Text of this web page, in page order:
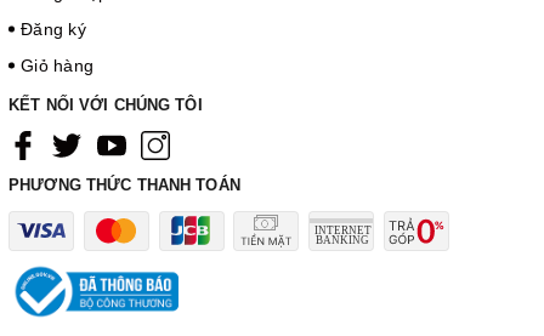
Đăng ký
Giỏ hàng
KẾT NỐI VỚI CHÚNG TÔI
PHƯƠNG THỨC THANH TOÁN